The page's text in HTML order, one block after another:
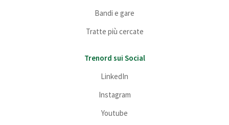
Bandi e gare
Tratte più cercate
Trenord sui Social
LinkedIn
Instagram
Youtube